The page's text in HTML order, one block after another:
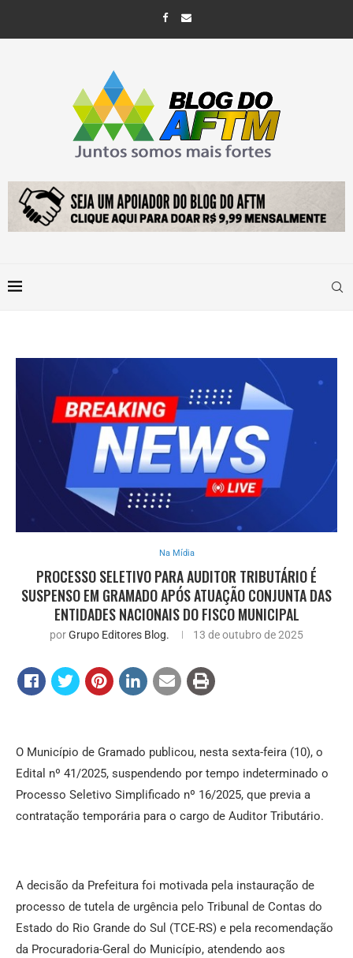
Na Mídia
PROCESSO SELETIVO PARA AUDITOR TRIBUTÁRIO É
SUSPENSO EM GRAMADO APÓS ATUAÇÃO CONJUNTA DAS
ENTIDADES NACIONAIS DO FISCO MUNICIPAL
porGrupo Editores Blog. 13 de outubro de 2025
O Município de Gramado publicou, nesta sexta-feira (10), o
Edital nº 41/2025, suspendendo por tempo indeterminado o
Processo Seletivo Simplificado nº 16/2025, que previa a
contratação temporária para o cargo de Auditor Tributário.
A decisão da Prefeitura foi motivada pela instauração de
processo de tutela de urgência pelo Tribunal de Contas do
Estado do Rio Grande do Sul (TCE-RS) e pela recomendação
da Procuradoria-Geral do Município, atendendo aos